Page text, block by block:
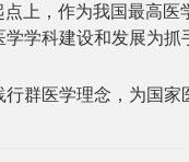
上，作为我国最高医
学科建设和发展为
群医学理念，为国家